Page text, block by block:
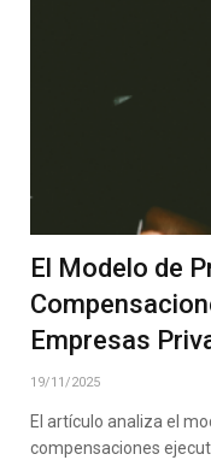
El Modelo de
Empresas
19/11/2025
El artículo analiza el
compensaciones